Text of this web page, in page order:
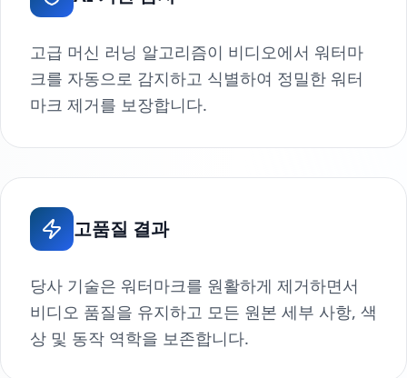
고급 머신 러닝 알고리즘이 비디오에서 워터마
크를 자동으로 감지하고 식별하여 정밀한 워터
마크 제거를 보장합니다.
고품질 결과
당사 기술은 워터마크를 원활하게 제거하면서
비디오 품질을 유지하고 모든 원본 세부 사항, 색
상 및 동작 역학을 보존합니다.